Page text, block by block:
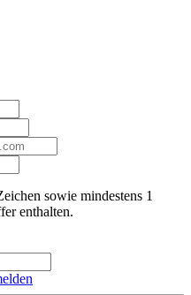
sowie mindestens 1
enthalten.